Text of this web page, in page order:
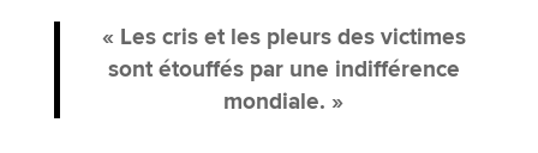
« Les cris et les pleurs des victimes
sont étouffés par une indifférence
mondiale. »